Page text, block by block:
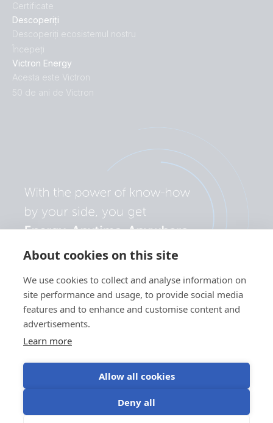
About cookies on this site
We use cookies to collect and analyse information on
site performance and usage, to provide social media
features and to enhance and customise content and
advertisements.
Learn more
Allow all cookies
Deny all
Descoperiți
Descoperiți ecosistemul nostru
Începeți
Victron Energy
Acesta este Victron
50 de ani de Victron
Certificate
Politica de
cookie
modulelor cookie
Termeni de